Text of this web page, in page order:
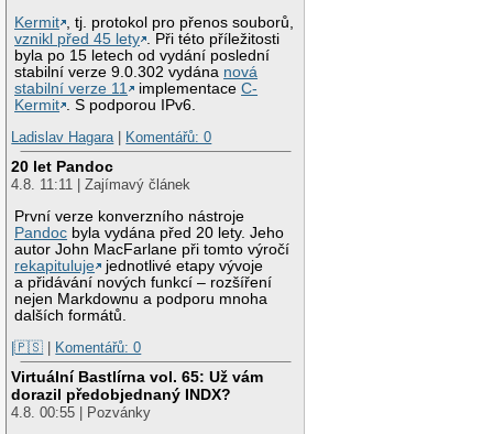
Kermit
, tj. protokol pro přenos souborů,
vznikl před 45 lety
. Při této příležitosti
byla po 15 letech od vydání poslední
stabilní verze 9.0.302 vydána nová
stabilní verze 11
implementaceC-
Kermit
. S podporou IPv6.
Ladislav Hagara| Komentářů: 0
20 let Pandoc
4.8. 11:11 | Zajímavý článek
První verze konverzního nástroje
Pandoc byla vydána před 20 lety. Jeho
autor John MacFarlane při tomto výročí
rekapituluje
jednotlivé etapy vývoje
a přidávání nových funkcí – rozšíření
nejen Markdownu a podporu mnoha
dalších formátů.
|🇵🇸
Komentářů: 0
Virtuální Bastlírna vol. 65: Už vám
dorazil předobjednaný INDX?
4.8. 00:55 | Pozvánky